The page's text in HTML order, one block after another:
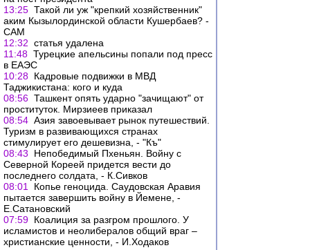
13:25 Такой ли уж "крепкий хозяйственник"
аким Кызылординской области Кушербаев? -
САМ
12:32 статья удалена
11:48 Турецкие апельсины попали под пресс
в ЕАЭС
10:28 Кадровые подвижки в МВД
Таджикистана: кого и куда
08:56 Ташкент опять ударно "зачищают" от
проституток. Мирзиеев приказал
08:54 Азия завоевывает рынок путешествий.
Туризм в развивающихся странах
стимулирует его дешевизна, - "Къ"
08:43
Непобедимый Пхеньян. Войну с
Северной Кореей придется вести до
последнего солдата, - К.Сивков
08:01
Копье геноцида. Саудовская Аравия
пытается завершить войну в Йемене, -
Е.Сатановский
07:59 Коалиция за разгром прошлого. У
исламистов и неолибералов общий враг –
христианские ценности, - И.Ходаков